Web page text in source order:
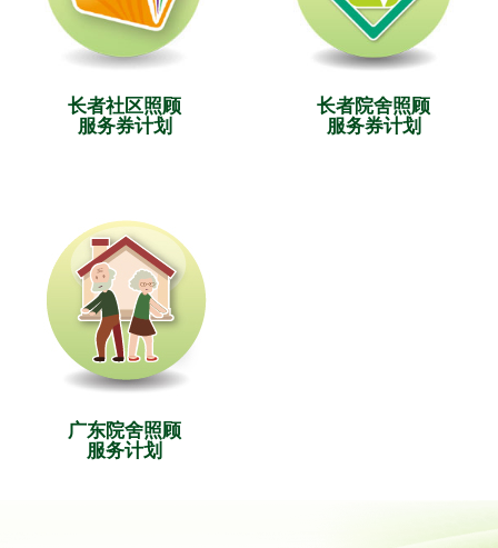
长者社区照顾
服务券计划
长者院舍照顾
服务券计划
广东院舍照顾
服务计划